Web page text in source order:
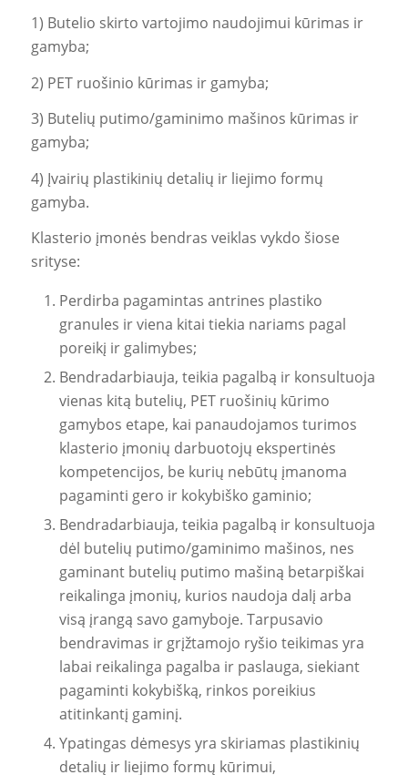
1) Butelio skirto vartojimo naudojimui kūrimas ir
gamyba;
2) PET ruošinio kūrimas ir gamyba;
3) Butelių putimo/gaminimo mašinos kūrimas ir
gamyba;
4) Įvairių plastikinių detalių ir liejimo formų
gamyba.
Klasterio įmonės bendras veiklas vykdo šiose
srityse:
Perdirba pagamintas antrines plastiko
granules ir viena kitai tiekia nariams pagal
poreikį ir galimybes;
Bendradarbiauja, teikia pagalbą ir konsultuoja
vienas kitą butelių, PET ruošinių kūrimo
gamybos etape, kai panaudojamos turimos
klasterio įmonių darbuotojų ekspertinės
kompetencijos, be kurių nebūtų įmanoma
pagaminti gero ir kokybiško gaminio;
Bendradarbiauja, teikia pagalbą ir konsultuoja
dėl butelių putimo/gaminimo mašinos, nes
gaminant butelių putimo mašiną betarpiškai
reikalinga įmonių, kurios naudoja dalį arba
visą įrangą savo gamyboje. Tarpusavio
bendravimas ir grįžtamojo ryšio teikimas yra
labai reikalinga pagalba ir paslauga, siekiant
pagaminti kokybišką, rinkos poreikius
atitinkantį gaminį.
Ypatingas dėmesys yra skiriamas plastikinių
detalių ir liejimo formų kūrimui,